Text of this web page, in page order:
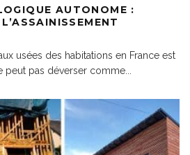
AUTONOME :
usées des habitations en France est
peut pas déverser comme